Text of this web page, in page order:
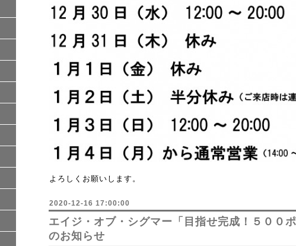
よろしくお願いします。
2020-12-16 17:00:00
エイジ・オブ・シグマー「目指せ完成！５００
のお知らせ